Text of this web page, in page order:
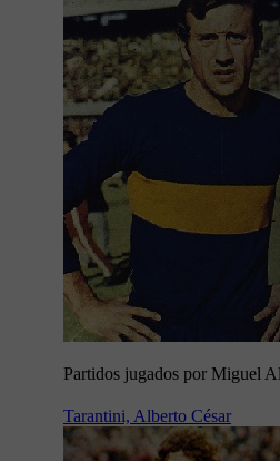
Partidos jugados por Miguel
Tarantini, Alberto César